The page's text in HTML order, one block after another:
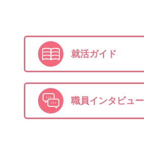
就活ガイド
職員インタビュー